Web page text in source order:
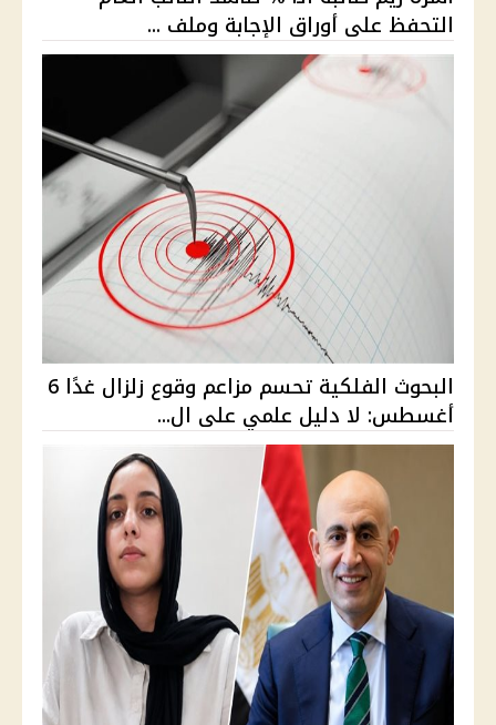
التحفظ على أوراق الإجابة وملف ...
البحوث الفلكية تحسم مزاعم وقوع زلزال غدًا 6
أغسطس: لا دليل علمي على ال...